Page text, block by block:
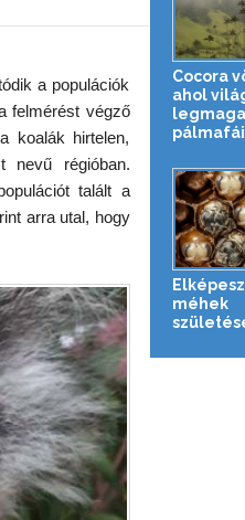
a populációk
felmérést végző
koalák hirtelen,
nevű régióban.
talált a
arra utal, hogy
Cocora
ahol
pálmafái
méhek